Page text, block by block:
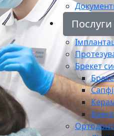
Послуги
Брекет